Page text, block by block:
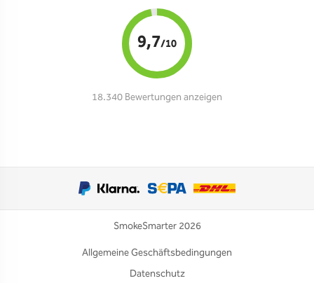
9,7/10
18.340 Bewertungen anzeigen
SmokeSmarter 2026
Allgemeine Geschäftsbedingungen
Datenschutz